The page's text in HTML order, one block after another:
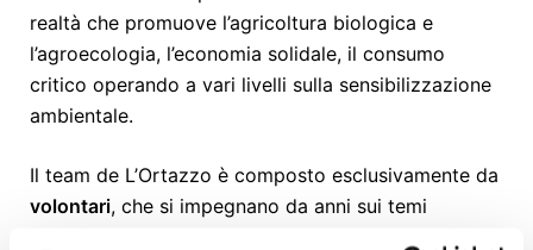
realtà che promuove l’agricoltura biologica e
l’agroecologia, l’economia solidale, il consumo
critico operando a vari livelli sulla sensibilizzazione
ambientale.
Il team de L’Ortazzo è composto esclusivamente da
volontari, che si impegnano da anni sui temi